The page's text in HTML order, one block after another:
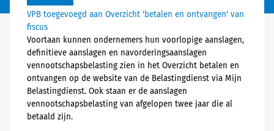
VPB toegevoegd aan Overzicht 'betalen en ontvangen' van
fiscus
Voortaan kunnen ondernemers hun voorlopige aanslagen,
definitieve aanslagen en navorderingsaanslagen
vennootschapsbelasting zien in het Overzicht betalen en
ontvangen op de website van de Belastingdienst via Mijn
Belastingdienst. Ook staan er de aanslagen
vennootschapsbelasting van afgelopen twee jaar die al
betaald zijn.